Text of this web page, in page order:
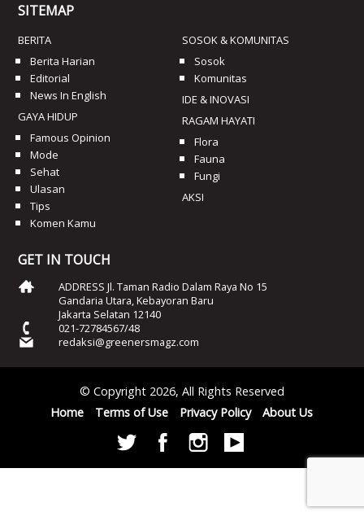
SITEMAP
BERITA
Berita Harian
Editorial
News In English
GAYA HIDUP
Famous Opinion
Mode
Sehat
Ulasan
Tips
Komen Kamu
SOSOK & KOMUNITAS
Sosok
Komunitas
IDE & INOVASI
RAGAM HAYATI
Flora
Fauna
Fungi
AKSI
GET IN TOUCH
ADDRESS Jl. Taman Radio Dalam Raya No 15
Gandaria Utara, Kebayoran Baru
Jakarta Selatan 12140
021-72784567/48
redaksi@greenersmagz.com
© Copyright 2026, All Rights Reserved
Home
Terms of Use Privacy Policy About Us